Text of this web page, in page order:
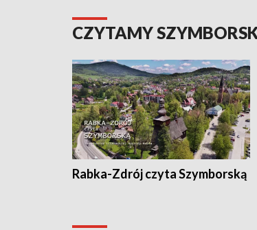
CZYTAMY
Rabka-Zdrój czyta Szymborską